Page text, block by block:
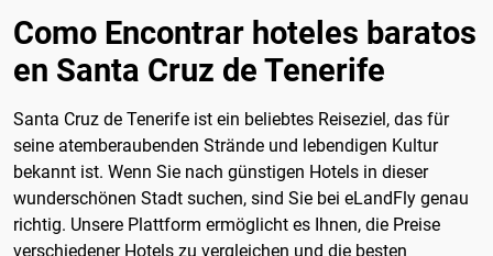
Como Encontrar hoteles baratos
en Santa Cruz de Tenerife
Santa Cruz de Tenerife ist ein beliebtes Reiseziel, das für
seine atemberaubenden Strände und lebendigen Kultur
bekannt ist. Wenn Sie nach günstigen Hotels in dieser
wunderschönen Stadt suchen, sind Sie bei eLandFly genau
richtig. Unsere Plattform ermöglicht es Ihnen, die Preise
verschiedener Hotels zu vergleichen und die besten